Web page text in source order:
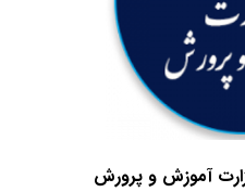
آموزش و پرورش